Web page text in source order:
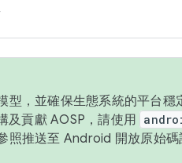
型，並確保生態系統的平台
及貢獻 AOSP，請使用
照推送至 Android 開放原始碼